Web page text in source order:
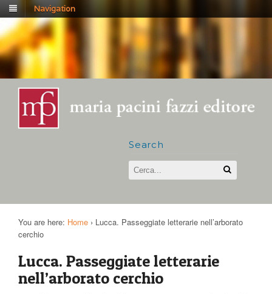
Navigation
Search
You are here: Home › Lucca. Passeggiate letterarie nell’arborato
cerchio
Lucca. Passeggiate letterarie
nell’arborato cerchio